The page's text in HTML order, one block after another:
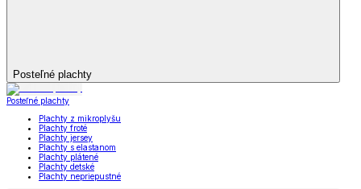
Posteľné plachty
Posteľné plachty
Plachty z mikroplyšu
Plachty froté
Plachty jersey
Plachty s elastanom
Plachty plátené
Plachty detské
Plachty nepriepustné